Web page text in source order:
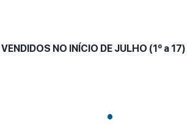
NO INÍCIO DE JULHO (1º a 17)